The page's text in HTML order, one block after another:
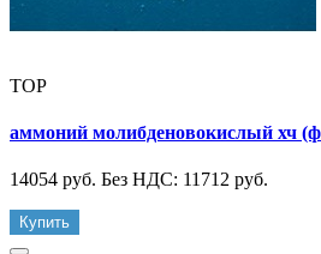
TOP
аммоний молибденовокислый хч
14054 руб. Без НДС: 11712 руб.
Купить